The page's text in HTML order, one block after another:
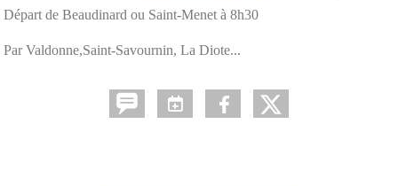
Départ de Beaudinard ou Saint-Menet à 8h30
Par Valdonne,Saint-Savournin, La Diote...